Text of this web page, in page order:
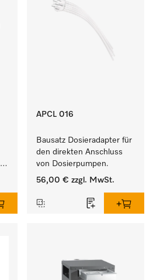
APCL 016
Bausatz Dosieradapter für
den direkten Anschluss
von Dosierpumpen.
56,00 € zzgl. MwSt.